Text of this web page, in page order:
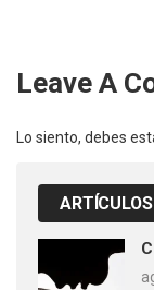
Leave A
Lo siento, debes